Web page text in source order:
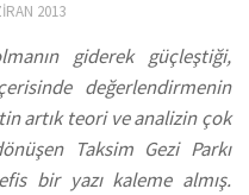
2013
giderek güçleştiği,
değerlendirmenin
artık teori ve analizin çok
Taksim Gezi Parkı
bir yazı kaleme almış.